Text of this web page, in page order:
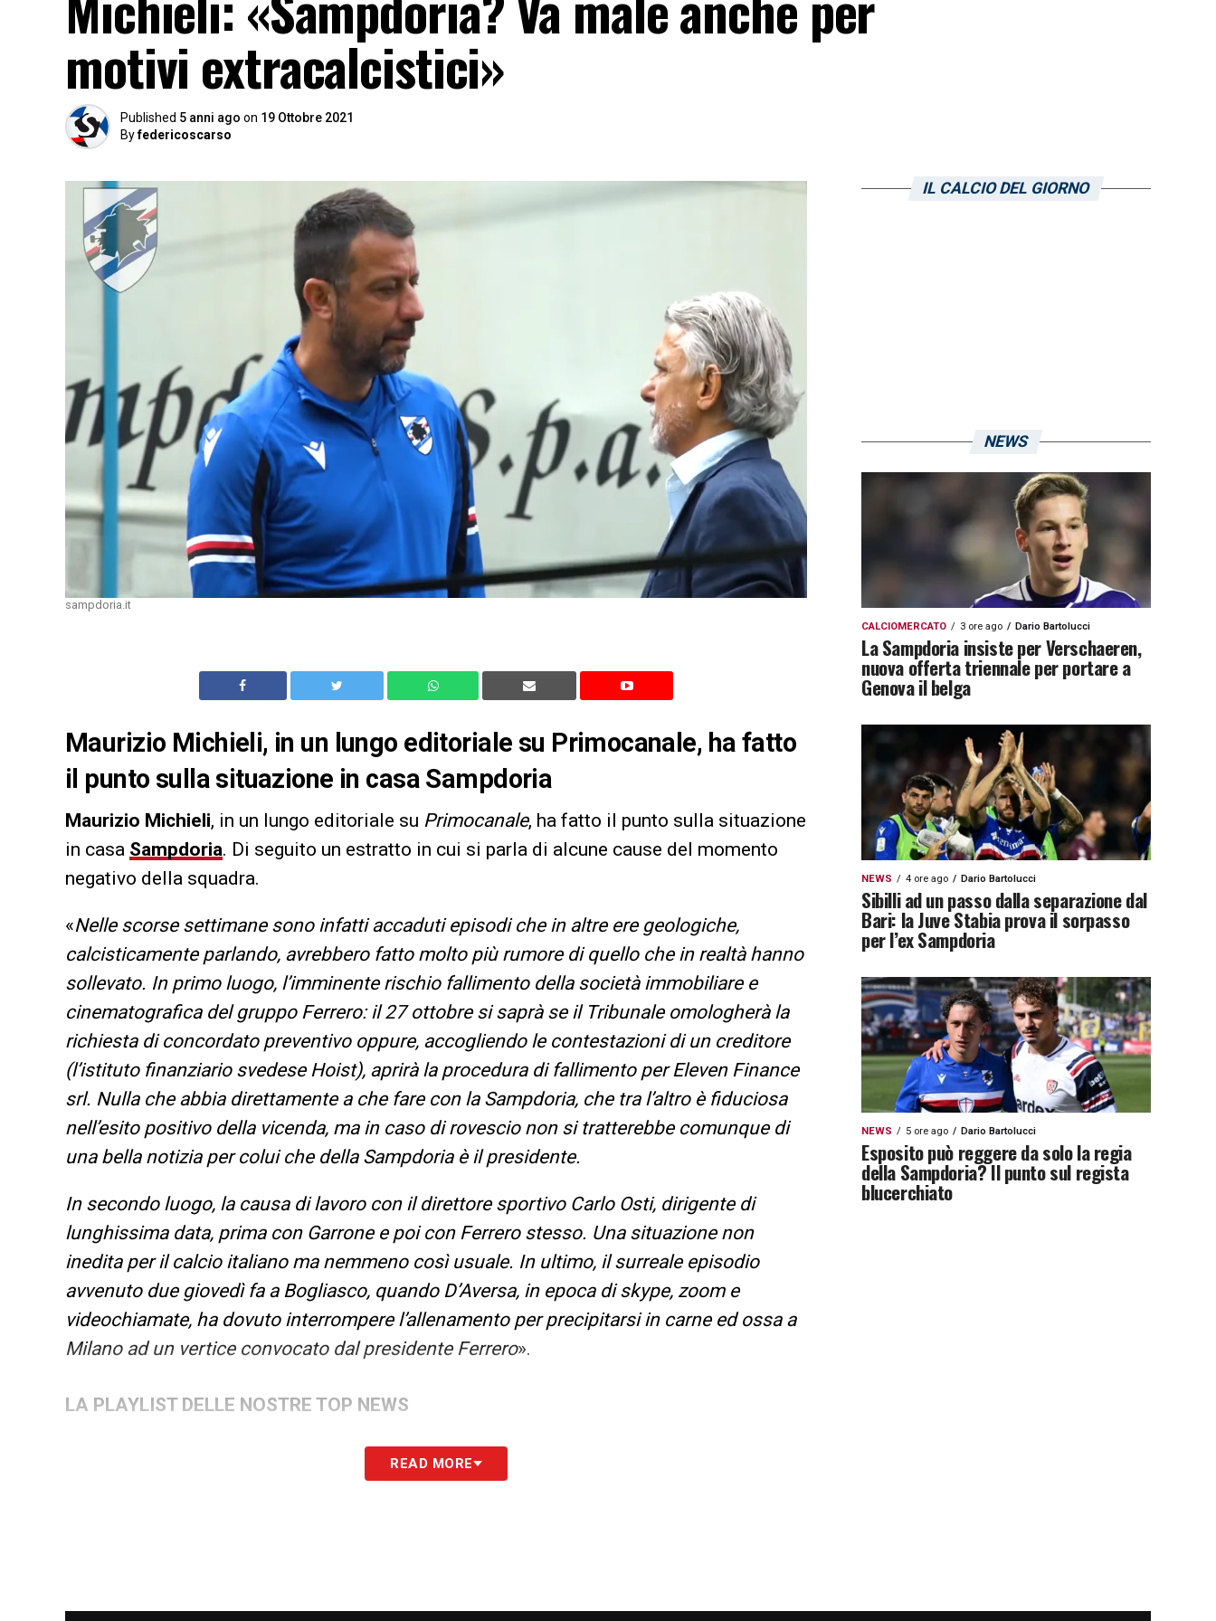
motivi extracalcistici»
Published 5 anni ago on 19 Ottobre 2021
Byfedericoscarso
sampdoria.it
Maurizio Michieli, in un lungo editoriale su Primocanale, ha fatto
il punto sulla situazione in casa Sampdoria
Maurizio Michieli, in un lungo editoriale su Primocanale, ha fatto il punto sulla situazione
in casa Sampdoria. Di seguito un estratto in cui si parla di alcune cause del momento
negativo della squadra.
«Nelle scorse settimane sono infatti accaduti episodi che in altre ere geologiche,
calcisticamente parlando, avrebbero fatto molto più rumore di quello che in realtà hanno
sollevato. In primo luogo, l’imminente rischio fallimento della società immobiliare e
cinematografica del gruppo Ferrero: il 27 ottobre si saprà se il Tribunale omologherà la
richiesta di concordato preventivo oppure, accogliendo le contestazioni di un creditore
(l’istituto finanziario svedese Hoist), aprirà la procedura di fallimento per Eleven Finance
srl. Nulla che abbia direttamente a che fare con la Sampdoria, che tra l’altro è fiduciosa
nell’esito positivo della vicenda, ma in caso di rovescio non si tratterebbe comunque di
una bella notizia per colui che della Sampdoria è il presidente.
In secondo luogo, la causa di lavoro con il direttore sportivo Carlo Osti, dirigente di
lunghissima data, prima con Garrone e poi con Ferrero stesso. Una situazione non
inedita per il calcio italiano ma nemmeno così usuale. In ultimo, il surreale episodio
avvenuto due giovedì fa a Bogliasco, quando D’Aversa, in epoca di skype, zoom e
videochiamate, ha dovuto interrompere l’allenamento per precipitarsi in carne ed ossa a
Milano ad un vertice convocato dal presidente Ferrero».
LA PLAYLIST DELLE NOSTRE TOP NEWS
READ MORE
IL CALCIO DEL GIORNO
NEWS
CALCIOMERCATO 3 ore ago Dario Bartolucci
La Sampdoria insiste per Verschaeren,
nuova offerta triennale per portare a
Genova il belga
NEWS 4 ore ago Dario Bartolucci
Sibilli ad un passo dalla separazione dal
Bari: la Juve Stabia prova il sorpasso
per l’ex Sampdoria
NEWS 5 ore ago Dario Bartolucci
Esposito può reggere da solo la regia
della Sampdoria? Il punto sul regista
blucerchiato